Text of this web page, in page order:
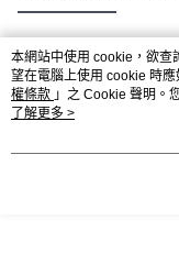
熱門標籤
本網站中使用 cookie，欲查
望在電腦上使用 cookie 時
權條款 」之 Cookie 聲明。
用條款之 Cookie 聲明使用
了解更多 >